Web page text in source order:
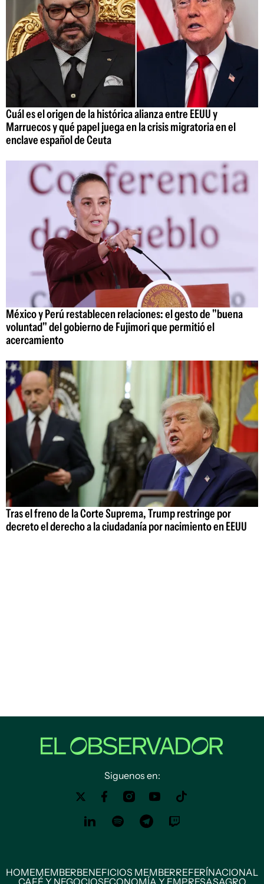
Cuál es el origen de la histórica alianza entre EEUU y
Marruecos y qué papel juega en la crisis migratoria en el
enclave español de Ceuta
México y Perú restablecen relaciones: el gesto de "buena
voluntad" del gobierno de Fujimori que permitió el
acercamiento
Tras el freno de la Corte Suprema, Trump restringe por
decreto el derecho a la ciudadanía por nacimiento en EEUU
Siguenos en:
HOMEMEMBERBENEFICIOS MEMBERREFERÍNACIONAL